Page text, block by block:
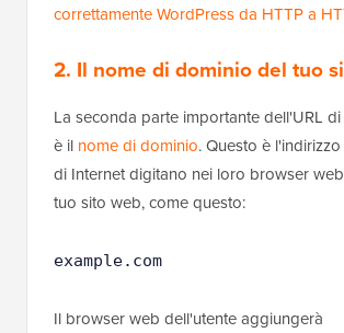
correttamente WordPress da HTTP a
2. Il nome di dominio del tuo
La seconda parte importante dell'URL
è il nome di dominio. Questo è
di Internet digitano nei loro browser
tuo sito web, come questo:
example.com
Il browser web dell'utente aggiungerà